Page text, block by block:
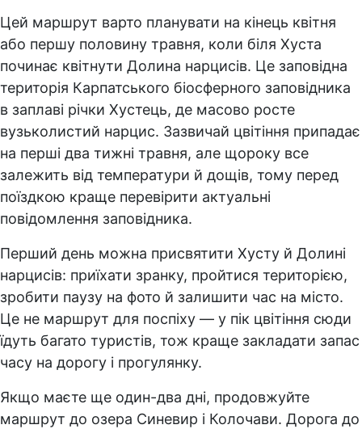
Цей маршрут варто планувати на кінець квітня
або першу половину травня, коли біля Хуста
починає квітнути Долина нарцисів. Це заповідна
територія Карпатського біосферного заповідника
в заплаві річки Хустець, де масово росте
вузьколистий нарцис. Зазвичай цвітіння припадає
на перші два тижні травня, але щороку все
залежить від температури й дощів, тому перед
поїздкою краще перевірити актуальні
повідомлення заповідника.
Перший день можна присвятити Хусту й Долині
нарцисів: приїхати зранку, пройтися територією,
зробити паузу на фото й залишити час на місто.
Це не маршрут для поспіху — у пік цвітіння сюди
їдуть багато туристів, тож краще закладати запас
часу на дорогу і прогулянку.
Якщо маєте ще один-два дні, продовжуйте
маршрут до озера Синевир і Колочави. Дорога до